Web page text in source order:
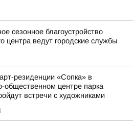
сезонное благоустройство
центра ведут городские службы
резиденции «Сопка» в
общественном центре парка
встречи с художниками